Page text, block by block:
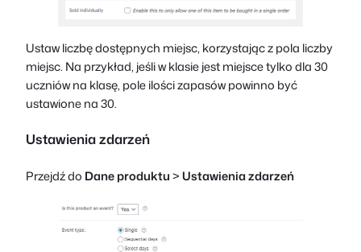
Ustaw liczbę dostępnych miejsc, korzystając z pola liczby
miejsc. Na przykład, jeśli w klasie jest miejsce tylko dla 30
uczniów na klasę, pole ilości zapasów powinno być
ustawione na 30.
Ustawienia zdarzeń
Przejdź do Dane produktu>Ustawienia zdarzeń